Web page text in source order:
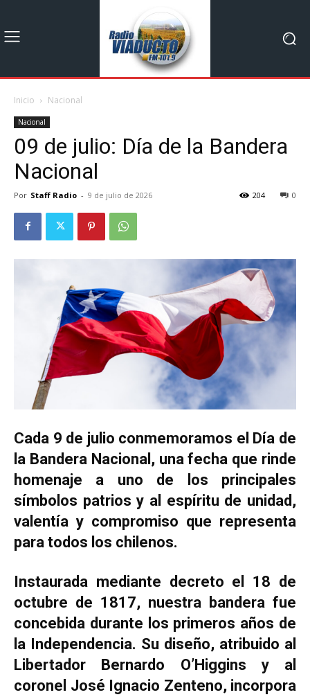
Inicio Nacional
Nacional
09 de julio: Día de la Bandera
Nacional
Por Staff Radio - 9 de julio de 2026 0
204
Cada 9 de julio conmemoramos el Día de
la Bandera Nacional, una fecha que rinde
homenaje a uno de los principales
símbolos patrios y al espíritu de unidad,
valentía y compromiso que representa
para todos los chilenos.
Instaurada mediante decreto el 18 de
octubre de 1817, nuestra bandera fue
concebida durante los primeros años de
la Independencia. Su diseño, atribuido al
Libertador Bernardo O’Higgins y al
coronel José Ignacio Zenteno, incorpora